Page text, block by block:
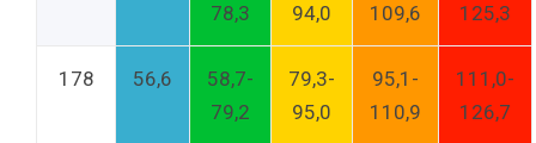
78,3
94,0
109,6
125,3
178 56,6
58,7-
79,2
79,3-
95,0
95,1-
110,9
111,0-
126,7